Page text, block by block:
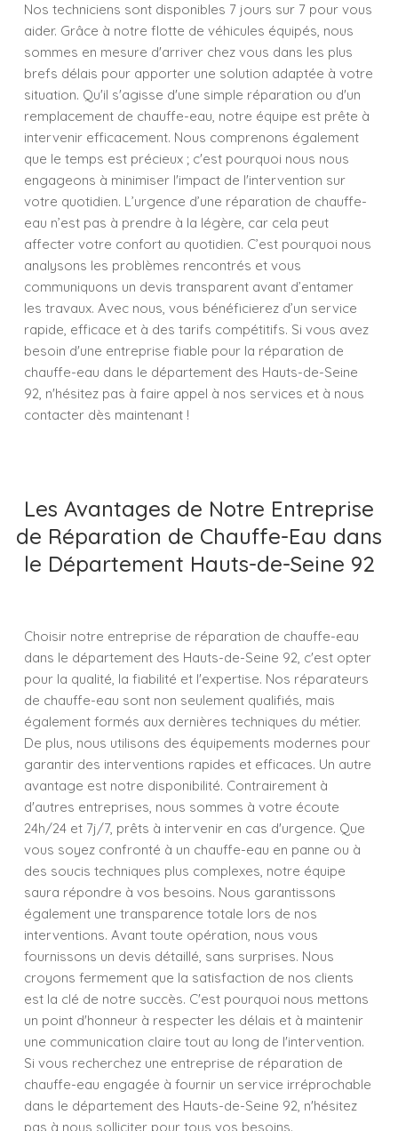
Nos techniciens sont disponibles 7 jours sur 7 pour vous
aider. Grâce à notre flotte de véhicules équipés, nous
sommes en mesure d'arriver chez vous dans les plus
brefs délais pour apporter une solution adaptée à votre
situation. Qu'il s'agisse d'une simple réparation ou d'un
remplacement de chauffe-eau, notre équipe est prête à
intervenir efficacement. Nous comprenons également
que le temps est précieux ; c'est pourquoi nous nous
engageons à minimiser l'impact de l'intervention sur
votre quotidien. L’urgence d’une réparation de chauffe-
eau n’est pas à prendre à la légère, car cela peut
affecter votre confort au quotidien. C’est pourquoi nous
analysons les problèmes rencontrés et vous
communiquons un devis transparent avant d’entamer
les travaux. Avec nous, vous bénéficierez d’un service
rapide, efficace et à des tarifs compétitifs. Si vous avez
besoin d'une entreprise fiable pour la réparation de
chauffe-eau dans le département des Hauts-de-Seine
92, n'hésitez pas à faire appel à nos services et à nous
contacter dès maintenant !
Les Avantages de Notre Entreprise
de Réparation de Chauffe-Eau dans
le Département Hauts-de-Seine 92
Choisir notre entreprise de réparation de chauffe-eau
dans le département des Hauts-de-Seine 92, c'est opter
pour la qualité, la fiabilité et l'expertise. Nos réparateurs
de chauffe-eau sont non seulement qualifiés, mais
également formés aux dernières techniques du métier.
De plus, nous utilisons des équipements modernes pour
garantir des interventions rapides et efficaces. Un autre
avantage est notre disponibilité. Contrairement à
d'autres entreprises, nous sommes à votre écoute
24h/24 et 7j/7, prêts à intervenir en cas d'urgence. Que
vous soyez confronté à un chauffe-eau en panne ou à
des soucis techniques plus complexes, notre équipe
saura répondre à vos besoins. Nous garantissons
également une transparence totale lors de nos
interventions. Avant toute opération, nous vous
fournissons un devis détaillé, sans surprises. Nous
croyons fermement que la satisfaction de nos clients
est la clé de notre succès. C'est pourquoi nous mettons
un point d'honneur à respecter les délais et à maintenir
une communication claire tout au long de l'intervention.
Si vous recherchez une entreprise de réparation de
chauffe-eau engagée à fournir un service irréprochable
dans le département des Hauts-de-Seine 92, n'hésitez
pas à nous solliciter pour tous vos besoins.